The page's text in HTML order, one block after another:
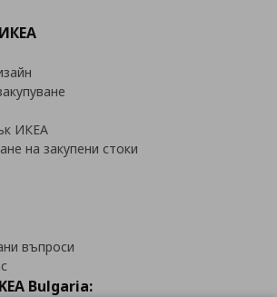
ИКЕА
на закупени стоки
въпроси
Bulgaria: